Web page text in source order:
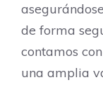
de forma
contamos
una amplia